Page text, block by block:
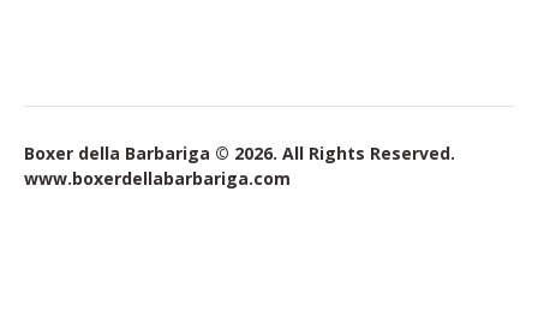
Boxer della Barbariga © 2026. All Rights Reserved.
www.boxerdellabarbariga.com